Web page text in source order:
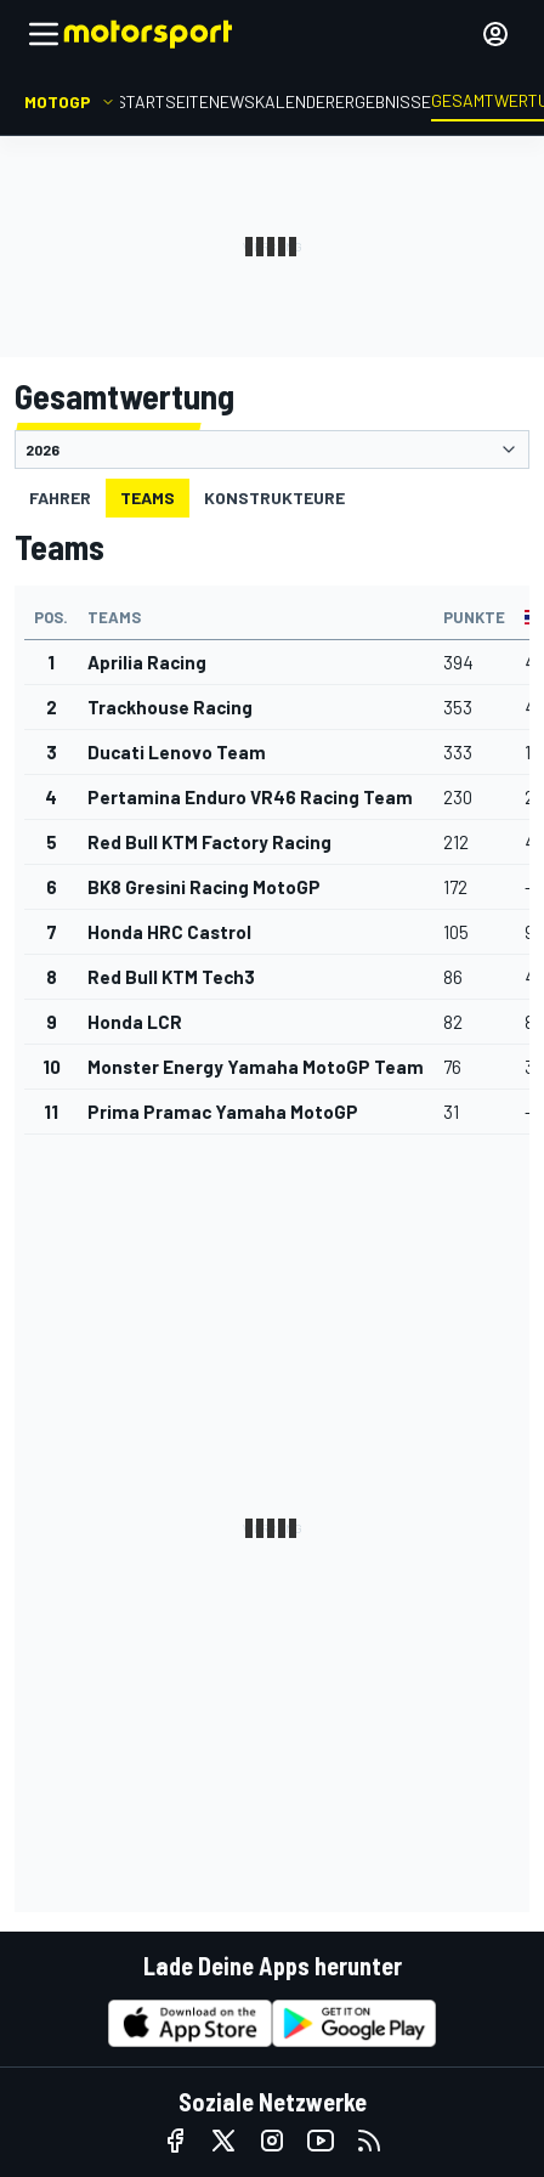
MOTOGP STARTSEITENEWSKALENDERERGEBNISSE
Gesamtwertung
FAHRER TEAMS KONSTRUKTEURE
Teams
POS. TEAMS PUNKTE
1 Aprilia Racing 394 43
2 Trackhouse Racing 353 40
3 Ducati Lenovo Team 333 17
4 Pertamina Enduro VR46 Racing Team 230 20
5 Red Bull KTM Factory Racing 212 45
6 BK8 Gresini Racing MotoGP 172 -
7 Honda HRC Castrol 105 9
8 Red Bull KTM Tech3 86 4
9 Honda LCR 82 8
10 Monster Energy Yamaha MotoGP Team 76 3
11 Prima Pramac Yamaha MotoGP 31 -
Lade Deine Apps herunter
Soziale Netzwerke